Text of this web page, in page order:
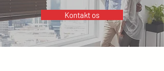
Kontakt os